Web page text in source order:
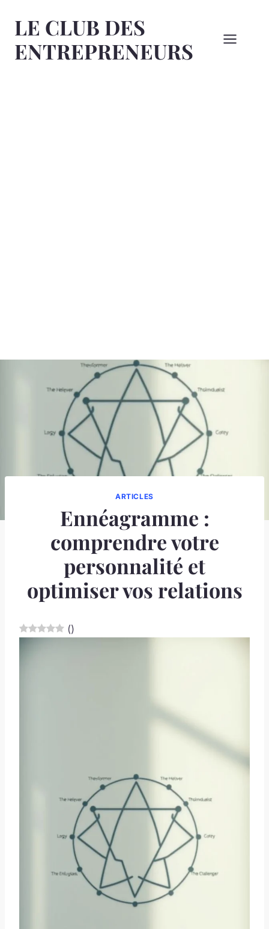
LE CLUB DES
ENTREPRENEURS
ARTICLES
Ennéagramme :
comprendre votre
personnalité et
optimiser vos relations
()